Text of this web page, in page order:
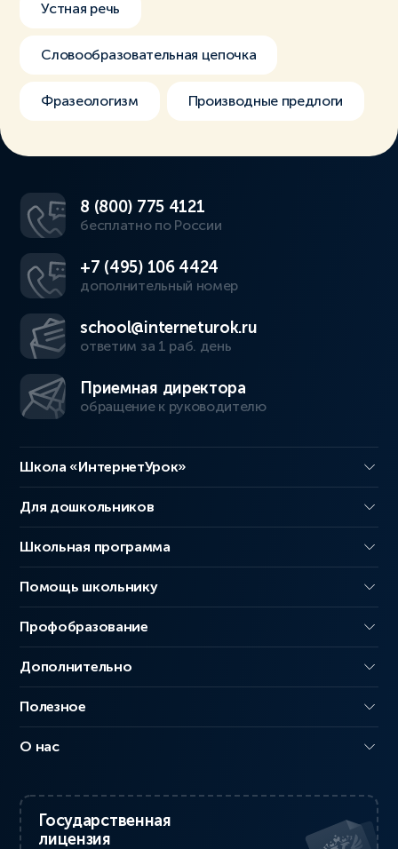
Устная речь
Словообразовательная цепочка
Фразеологизм Производные предлоги
8 (800) 775 4121
бесплатно по России
+7 (495) 106 4424
дополнительный номер
school@interneturok.ru
ответим за 1 раб. день
Приемная директора
обращение к руководителю
Школа «ИнтернетУрок»
Для дошкольников
Школьная программа
Помощь школьнику
Профобразование
Дополнительно
Полезное
О нас
Государственная
лицензия